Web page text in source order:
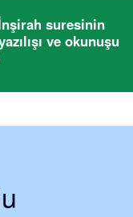
suresinin
ve okunuşu